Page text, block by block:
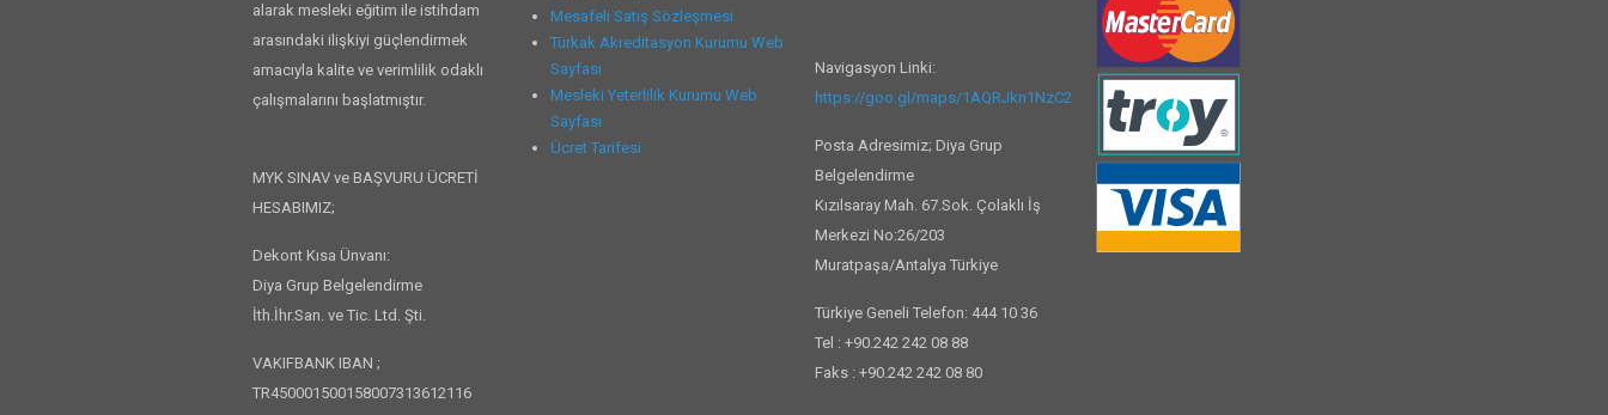
alarak mesleki eğitim ile istihdam
arasındaki ilişkiyi güçlendirmek
amacıyla kalite ve verimlilik odaklı
çalışmalarını başlatmıştır.
MYK SINAV ve BAŞVURU ÜCRETİ
HESABIMIZ;
Dekont Kısa Ünvanı:
Diya Grup Belgelendirme
İth.İhr.San. ve Tic. Ltd. Şti.
VAKIFBANK IBAN ;
TR450001500158007313612116
Mesafeli Satış Sözleşmesi
Türkak Akreditasyon Kurumu Web
Sayfası
Mesleki Yeterlilik Kurumu Web
Sayfası
Ücret Tarifesi
Navigasyon Linki:
https://goo.gl/maps/1AQRJkn1NzC2
Posta Adresimiz; Diya Grup
Belgelendirme
Kızılsaray Mah. 67.Sok. Çolaklı İş
Merkezi No:26/203
Muratpaşa/Antalya Türkiye
Türkiye Geneli Telefon: 444 10 36
Tel : +90.242 242 08 88
Faks : +90.242 242 08 80